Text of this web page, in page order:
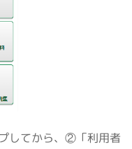
してから、②「利用者